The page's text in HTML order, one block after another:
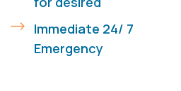
Immediate 24/ 7
Emergency